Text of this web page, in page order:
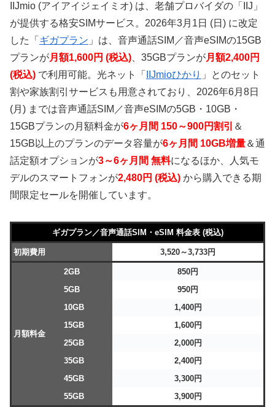
IIJmio (アイアイジェイミオ) は、老舗プロバイダの「IIJ」
が提供する格安SIMサービス。2026年3月1日 (日) に改定
した「 ギガプラン 」は、音声通話SIM／音声eSIMの15GB
プランが月額1,600円 (税込) 、35GBプランが月額2,400円
(税込) で利用可能。光ネット「 IIJmioひかり 」とのセット
割や家族割引サービスも用意されており、2026年6月8日
(月) までは音声通話SIM／音声eSIMの5GB・10GB・
15GBプランの月額料金が6ヶ月間 150～900円割引 ＆
15GB以上のプランのデータ容量が6ヶ月間 10GB増量＆通
話定額オプションが3～6ヶ月間 無料になるほか、人気モ
デルのスマートフォンが2,480円 (税込) から購入できる期
間限定セールを開催しています。
ギガプラン／音声通話SIM・eSIM 料金表 (税込)
初期費用 3,520～3,733円
月額料金
2GB
850円
5GB
950円
10GB
1,400円
15GB
1,600円
25GB
2,000円
35GB
2,400円
45GB
3,300円
55GB
3,900円